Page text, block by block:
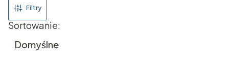
Filtry
Lista produktów
Sortowanie:
Domyślne